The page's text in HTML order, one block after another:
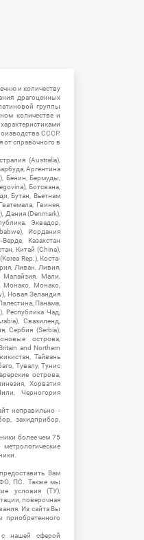
и количеству
драгоценных
группы
количестве и
СССР.
от справочного в
(Australia),
Аргентина
Бенин, Бермуды,
Ботсвана,
Бутан, Вьетнам
Гвинея,
Дания (Denmark),
Эквадор,
Иордания
Казахстан
Китай (China),
Rep.), Коста-
Ливан, Ливия,
Мали,
Монако, Монако,
Новая Зеландия
Панама,
Республика Чад,
Свазиленд,
Сербия (Serbia),
острова,
and Northern
Тайвань
Тувалу, Тунис
острова,
Хорватия
Черногория
неправильно -
захидприбор,
более чем 75
Вам
ФО, ПС. Также мы
условия (ТУ),
поверочная
Из сайта Вы
приобретенного
с нашей сферой